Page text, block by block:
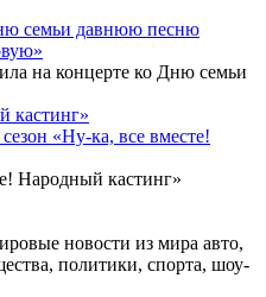
семьи давнюю песню
на концерте ко Дню семьи
«Ну-ка, все вместе!
Народный кастинг»
новости из мира авто,
политики, спорта, шоу-